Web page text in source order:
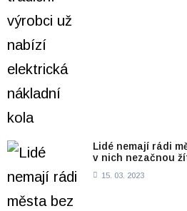
Lidé nemají rádi
v nich nezačnou
15. 03. 2023